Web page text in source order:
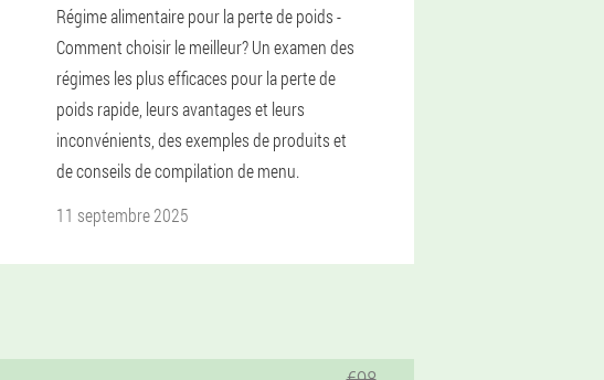
Régime alimentaire pour la perte de poids -
Comment choisir le meilleur? Un examen des
régimes les plus efficaces pour la perte de
poids rapide, leurs avantages et leurs
inconvénients, des exemples de produits et
de conseils de compilation de menu.
11 septembre 2025